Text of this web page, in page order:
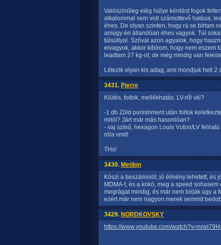
Valószínűleg elég hülye kérdést fogok
alkalommal sem volt számottevő hatása,
éhes. De olyan szinten, hogy rá se bírtam
amúgy én állandóan éhes vagyok. Túl
túlsúllyal. Szóval azon agyalok, hogy
elvagyok, akkor kibírom, hogy nem eszem
leadtam 27 kg-ot, de még mindig van
Létezik olyan kis adag, ami mondjuk heti
3431. Pierre
Kiütés, foltok, mellékhatás. LV-ről vki?
-1 db Zöld punishment után foltok
mitól? Járt már más hasonlóan?
- vaj színű, hexagon Louis Vuton/LV
róla vmit!
THx!
3430. Metilon
Köszi a beszámolót, jó élmény lehetett, és
MDMA-t, és a kokó, meg a speed
megrágat mindig, és már nem bírják úgy a
ezért már nem nagyon merek semmit
3429. NORDKOVSKY
https://www.youtube.com/